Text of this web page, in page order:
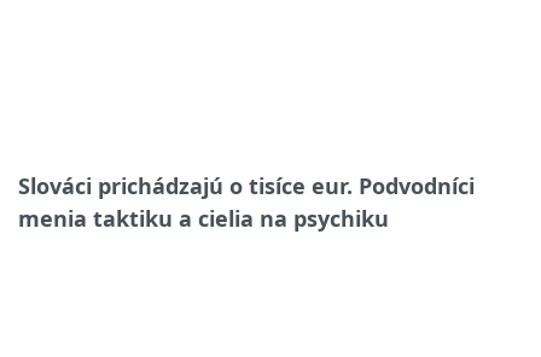
Slováci prichádzajú o tisíce eur. Podvodníci
menia taktiku a cielia na psychiku